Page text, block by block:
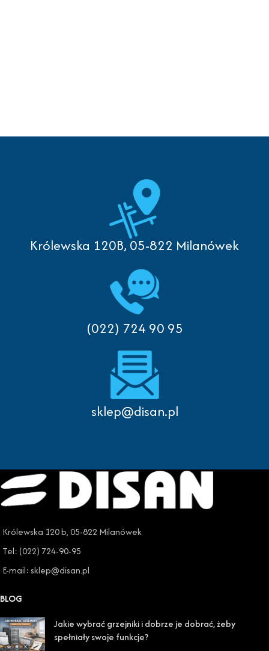
Królewska 120B, 05-822 Milanówek
(022) 724 90 95
sklep@disan.pl
Królewska 120 b, 05-822 Milanówek
Tel: (022) 724-90-95
E-mail: sklep@disan.pl
BLOG
Jakie wybrać grzejniki i dobrze je dobrać, żeby
spełniały swoje funkcje?